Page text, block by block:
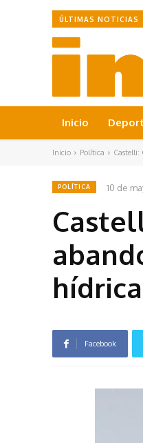
ÚLTIMAS NOTICIAS
Inicio
Inicio Política Castelli:
POLÍTICA 10 de
Facebook